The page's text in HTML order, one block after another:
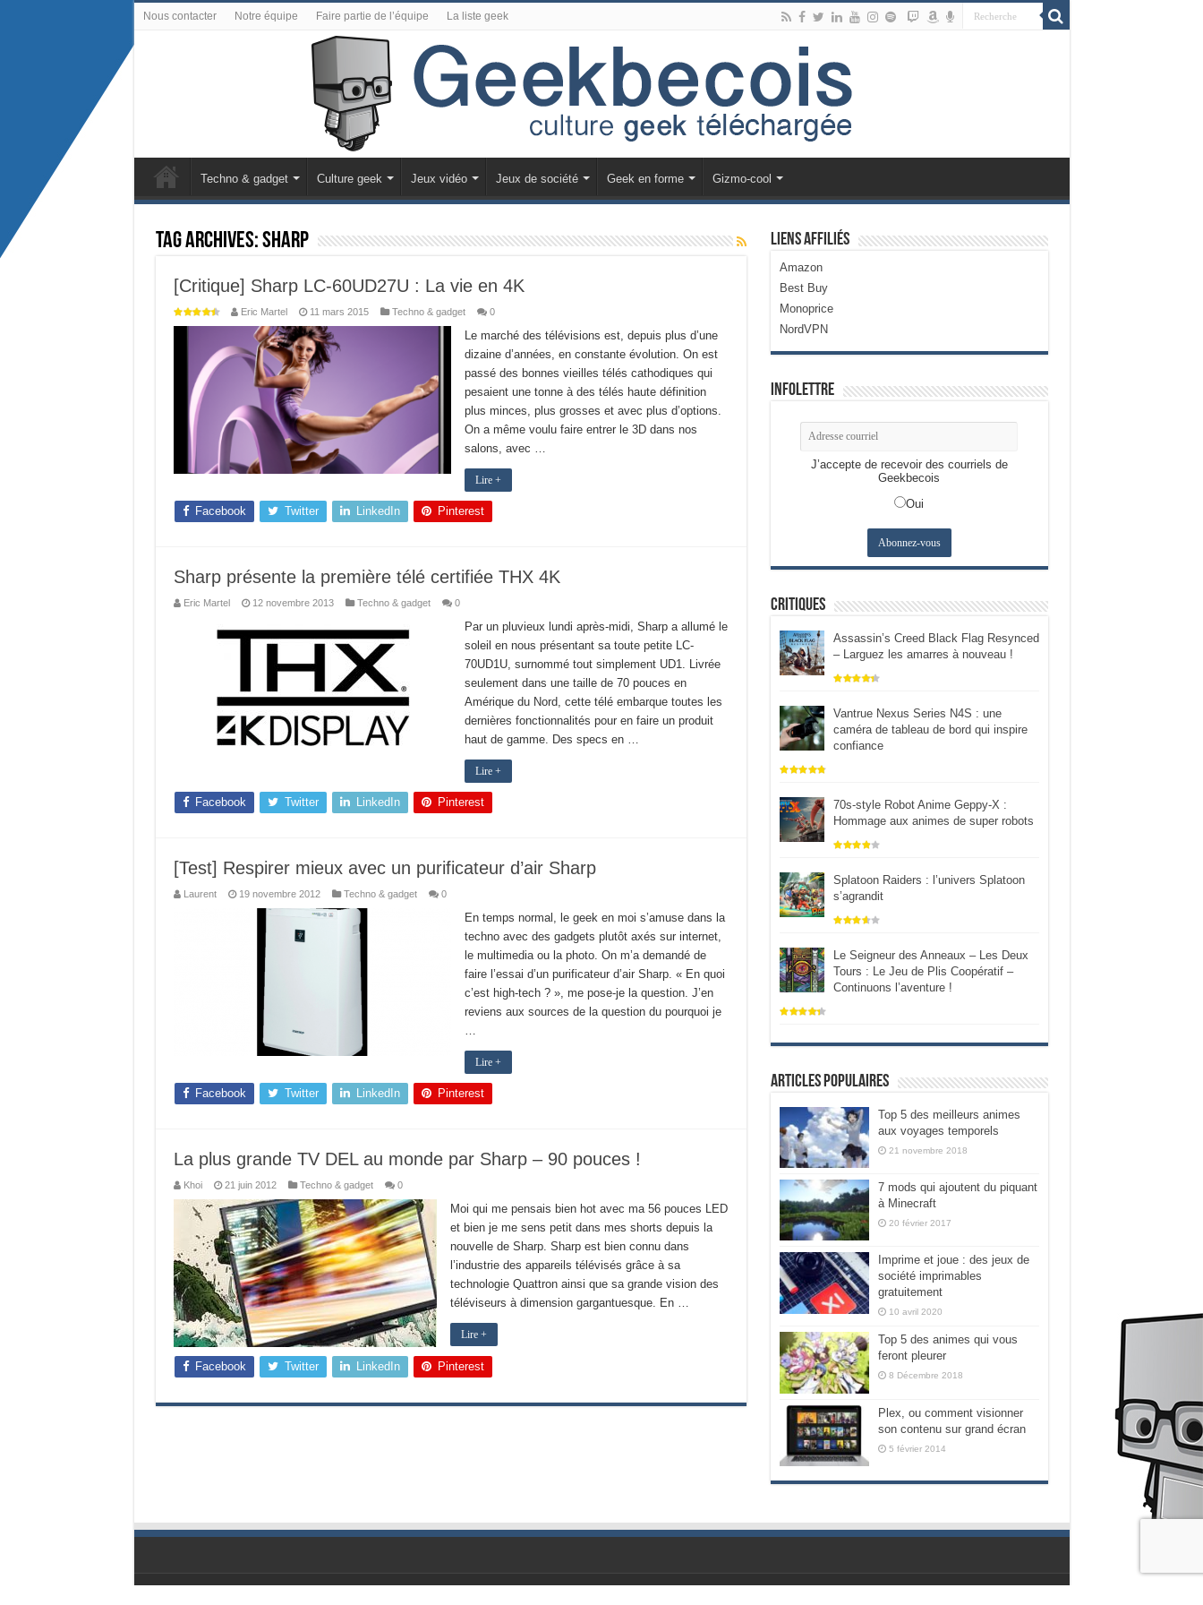
Nous contacter Notre équipe Faire partie de l’équipe La liste geek
Techno & gadget Culture geek Jeux vidéo Jeux de société Geek en forme Gizmo-cool
Tag Archives:Sharp
[Critique] Sharp LC-60UD27U : La vie en 4K
Eric Martel 11 mars 2015 Techno & gadget 0
Le marché des télévisions est, depuis plus d’une
dizaine d’années, en constante évolution. On est
passé des bonnes vieilles télés cathodiques qui
pesaient une tonne à des télés haute définition
plus minces, plus grosses et avec plus d’options.
On a même voulu faire entrer le 3D dans nos
salons, avec …
Lire +
Facebook Twitter LinkedIn Pinterest
Sharp présente la première télé certifiée THX 4K
Eric Martel 12 novembre 2013 Techno & gadget 0
Par un pluvieux lundi après-midi, Sharp a allumé le
soleil en nous présentant sa toute petite LC-
70UD1U, surnommé tout simplement UD1. Livrée
seulement dans une taille de 70 pouces en
Amérique du Nord, cette télé embarque toutes les
dernières fonctionnalités pour en faire un produit
haut de gamme. Des specs en …
Lire +
Facebook Twitter LinkedIn Pinterest
[Test] Respirer mieux avec un purificateur d’air Sharp
Laurent 19 novembre 2012 Techno & gadget 0
En temps normal, le geek en moi s’amuse dans la
techno avec des gadgets plutôt axés sur internet,
le multimedia ou la photo. On m’a demandé de
faire l’essai d’un purificateur d’air Sharp. « En quoi
c’est high-tech ? », me pose-je la question. J’en
reviens aux sources de la question du pourquoi je
…
Lire +
Facebook Twitter LinkedIn Pinterest
La plus grande TV DEL au monde par Sharp – 90 pouces !
Khoi 21 juin 2012 Techno & gadget 0
Moi qui me pensais bien hot avec ma 56 pouces LED
et bien je me sens petit dans mes shorts depuis la
nouvelle de Sharp. Sharp est bien connu dans
l’industrie des appareils télévisés grâce à sa
technologie Quattron ainsi que sa grande vision des
téléviseurs à dimension gargantuesque. En …
Lire +
Facebook Twitter LinkedIn Pinterest
Liens Affiliés
Amazon
Best Buy
Monoprice
NordVPN
Infolettre
J’accepte de recevoir des courriels de
Geekbecois
Oui
Critiques
Assassin’s Creed Black Flag Resynced
– Larguez les amarres à nouveau !
Vantrue Nexus Series N4S : une
caméra de tableau de bord qui inspire
confiance
70s-style Robot Anime Geppy-X :
Hommage aux animes de super robots
Splatoon Raiders : l’univers Splatoon
s’agrandit
Le Seigneur des Anneaux – Les Deux
Tours : Le Jeu de Plis Coopératif –
Continuons l’aventure !
Articles populaires
Top 5 des meilleurs animes
aux voyages temporels
21 novembre 2018
7 mods qui ajoutent du piquant
à Minecraft
20 février 2017
Imprime et joue : des jeux de
société imprimables
gratuitement
10 avril 2020
Top 5 des animes qui vous
feront pleurer
8 Décembre 2018
Plex, ou comment visionner
son contenu sur grand écran
5 février 2014